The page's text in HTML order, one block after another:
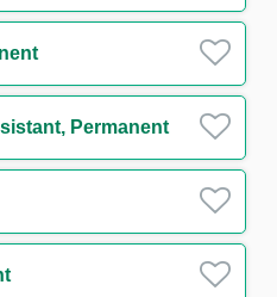
Permanent